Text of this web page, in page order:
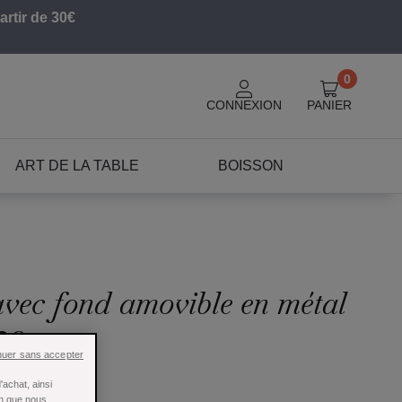
de 30€
CONNEXION PANIER
0
ART DE LA TABLE BOISSON
fond amovible en métal
c
ainsi
que nous
sans accepter